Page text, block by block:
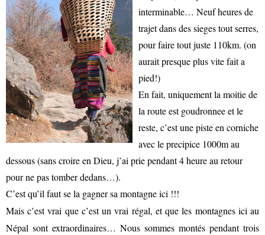
interminable… Neuf heures de
trajet dans des sieges tout serres,
pour faire tout juste 110km. (on
aurait presque plus vite fait a
pied!)
En fait, uniquement la moitie de
la route est goudronnee et le
reste, c’est une piste en corniche
avec le precipice 1000m au
dessous (sans croire en Dieu, j’ai prie pendant 4 heure au retour
pour ne pas tomber dedans…).
C’est qu’il faut se la gagner sa montagne ici !!!
Mais c’est vrai que c’est un vrai régal, et que les montagnes ici au
Népal sont extraordinaires… Nous sommes montés pendant trois